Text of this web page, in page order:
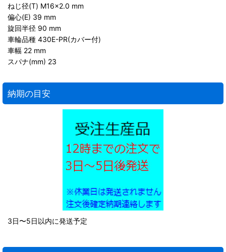
ねじ径(T) M16×2.0 mm
偏心(E) 39 mm
旋回半径 90 mm
車輪品種 430E-PR(カバー付)
車幅 22 mm
スパナ(mm) 23
納期の目安
3日〜5日以内に発送予定